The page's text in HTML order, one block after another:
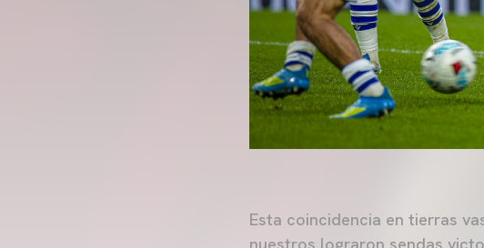
Esta coincidencia en tierras